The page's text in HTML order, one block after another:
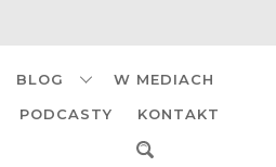
BLOG W MEDIACH
PODCASTY KONTAKT